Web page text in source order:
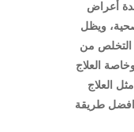
أعراض
ويظل
التخلص من
العلاج
العلاج
افضل طريقة